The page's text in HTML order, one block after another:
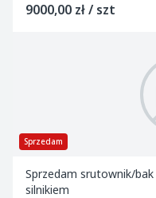
9000,00 zł / szt
Sprzedam
Sprzedam srutownik/
silnikiem